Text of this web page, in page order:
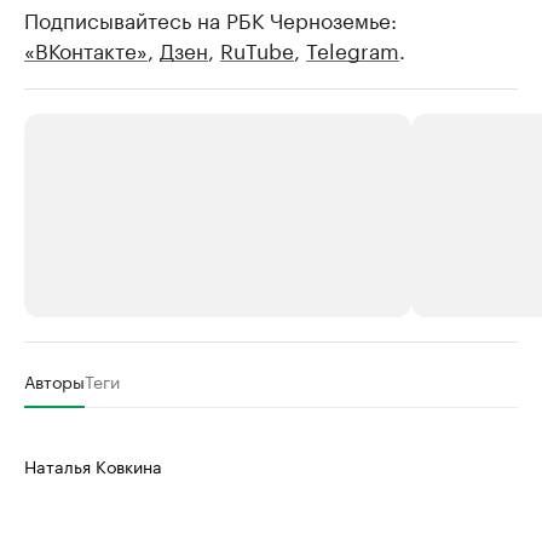
Подписывайтесь на РБК Черноземье:
«ВКонтакте», Дзен, RuTube, Telegram.
Делитесь новостями бизнеса на РБК
бренды спикеров бизнеса
АвторыТеги
Наталья Ковкина